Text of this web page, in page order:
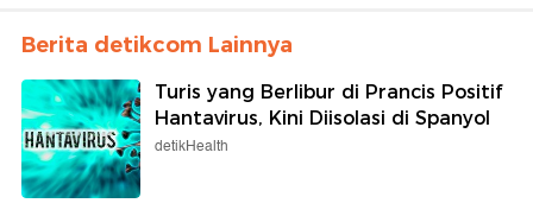
Berita detikcom Lainnya
Turis yang Berlibur di Prancis Positif
Hantavirus, Kini Diisolasi di Spanyol
detikHealth